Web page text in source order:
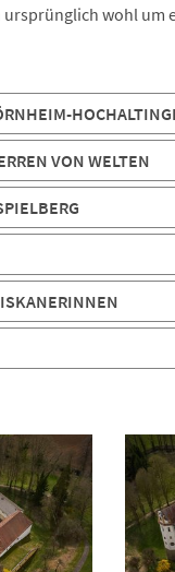
ursprünglich wohl
VON WELTEN